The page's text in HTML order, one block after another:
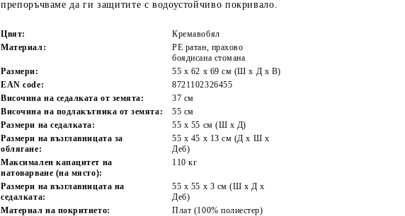
препоръчваме да ги защитите с водоустойчиво покривало.
Цвят:
Кремавобял
Материал:
PE ратан, прахово
боядисана стомана
Размери:
55 x 62 x 69 см (Ш x Д x В)
EAN code:
8721102326455
Височина на седалката от земята:
37 см
Височина на подлакътника от земята:
55 см
Размери на седалката:
55 x 55 cм (Ш x Д)
Размери на възглавницата за
облягане:
55 x 45 x 13 см (Д х Ш x
Деб)
Максимален капацитет на
натоварване (на място):
110 кг
Размери на възглавницата на
седалката:
55 x 55 x 3 см (Ш x Д x
Деб)
Материал на покритието:
Плат (100% полиестер)